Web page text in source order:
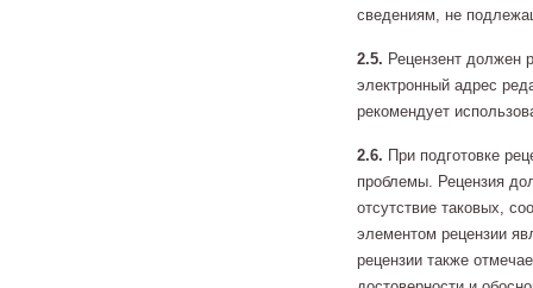
сведениям, не
2.5. Рецензент должен
электронный адрес
рекомендует
2.6. При подготовке
проблемы. Рецензия
отсутствие таковых,
элементом рецензии
рецензии также